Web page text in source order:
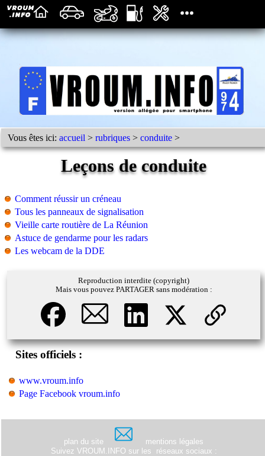
Vous êtes ici:accueil >rubriques >conduite >
Leçons de conduite
Comment réussir un créneau
Tous les panneaux de signalisation
Vieille carte routière de La Réunion
Astuce de gendarme pour les radars
Les webcam de la DDE
Reproduction interdite (copyright)
Mais vous pouvez PARTAGER sans modération :
Sites officiels :
www.vroum.info
Page Facebook vroum.info
plan du site
mentions légales
Suivez VROUM.INFO sur les
réseaux sociaux :